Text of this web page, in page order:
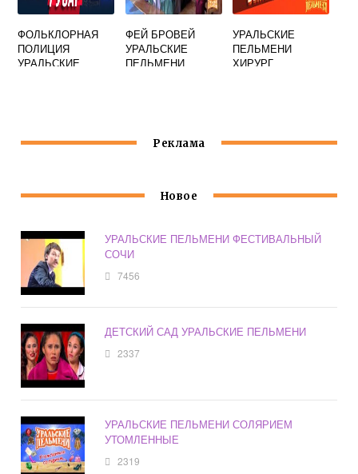
ФОЛЬКЛОРНАЯ
ПОЛИЦИЯ
УРАЛЬСКИЕ
ФЕЙ БРОВЕЙ
УРАЛЬСКИЕ
ПЕЛЬМЕНИ
УРАЛЬСКИЕ
ПЕЛЬМЕНИ
ХИРУРГ
Реклама
Новое
УРАЛЬСКИЕ ПЕЛЬМЕНИ ФЕСТИВАЛЬНЫЙ
СОЧИ
7456
ДЕТСКИЙ САД УРАЛЬСКИЕ ПЕЛЬМЕНИ
2337
УРАЛЬСКИЕ ПЕЛЬМЕНИ СОЛЯРИЕМ
УТОМЛЕННЫЕ
2319